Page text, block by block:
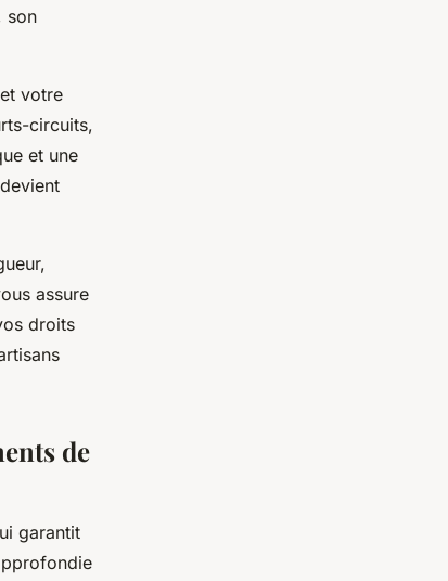
son
votre
circuits,
et une
devient
assure
droits
de
garantit